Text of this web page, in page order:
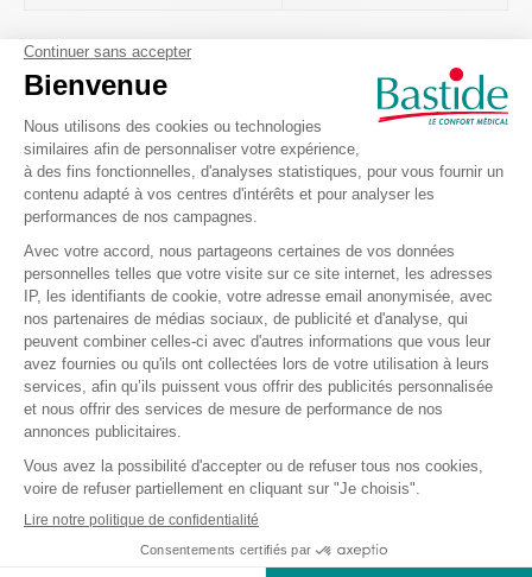
Recevez nos offres et
promotions
Envoyer
Je m’inscris à la newsletter et accepte de recevoir des informations
commerciales et promotionnelles de Bastide le Confort Médical.
(Vous pourrez à tout moment vous désinscrire. Pour plus
d’informations vous pouvez prendre connaissance de la charte de
protection des données personnelles.